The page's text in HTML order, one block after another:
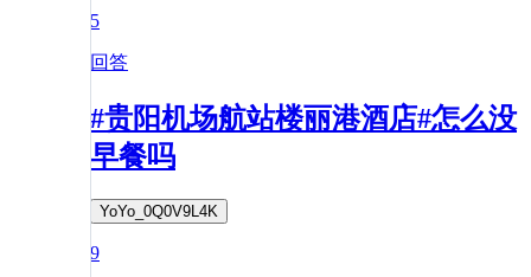
5
回答
#贵阳机场航站楼丽港酒店#怎么没
早餐吗
YoYo_0Q0V9L4K
9